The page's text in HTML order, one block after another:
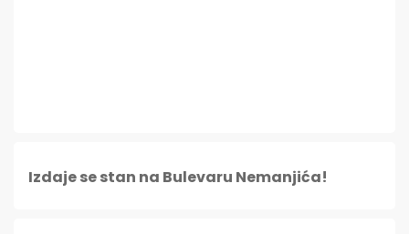
Izdaje se stan na Bulevaru Nemanjića!